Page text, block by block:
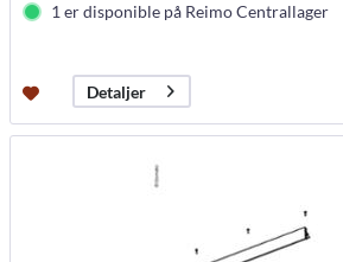
1 er disponible på Reimo Centrallager
Detaljer